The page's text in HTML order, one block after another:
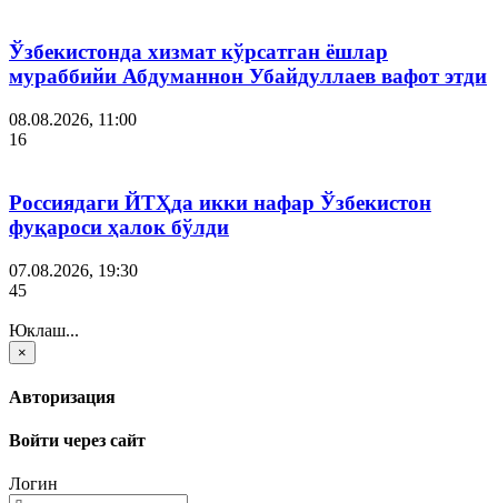
Ўзбекистонда хизмат кўрсатган ёшлар
мураббийи Абдуманнон Убайдуллаев вафот этди
08.08.2026, 11:00
16
Россиядаги ЙТҲда икки нафар Ўзбекистон
фуқароси ҳалок бўлди
07.08.2026, 19:30
45
Юклаш...
×
Авторизация
Войти через сайт
Логин